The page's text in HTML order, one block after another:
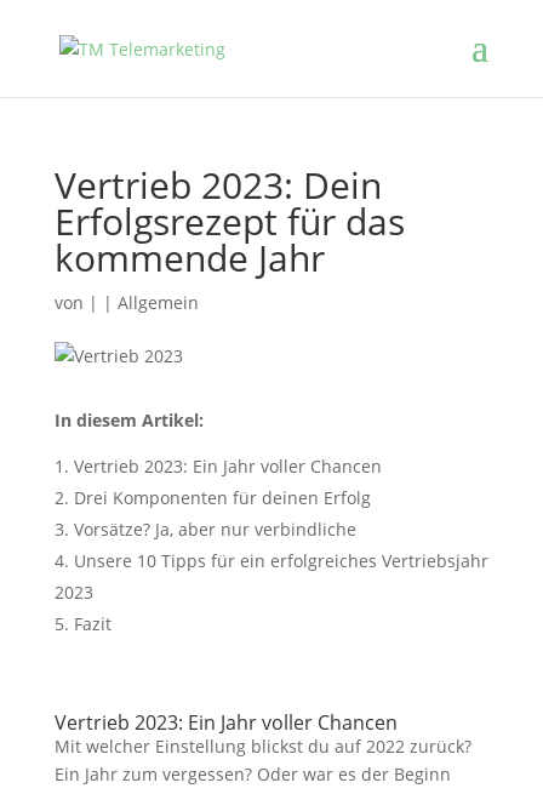
Vertrieb 2023: Dein
Erfolgsrezept für das
kommende Jahr
von | | Allgemein
In diesem Artikel:
Vertrieb 2023: Ein Jahr voller Chancen
Drei Komponenten für deinen Erfolg
Vorsätze? Ja, aber nur verbindliche
Unsere 10 Tipps für ein erfolgreiches Vertriebsjahr
2023
Fazit
Vertrieb 2023: Ein Jahr voller Chancen
Mit welcher Einstellung blickst du auf 2022 zurück?
Ein Jahr zum vergessen? Oder war es der Beginn